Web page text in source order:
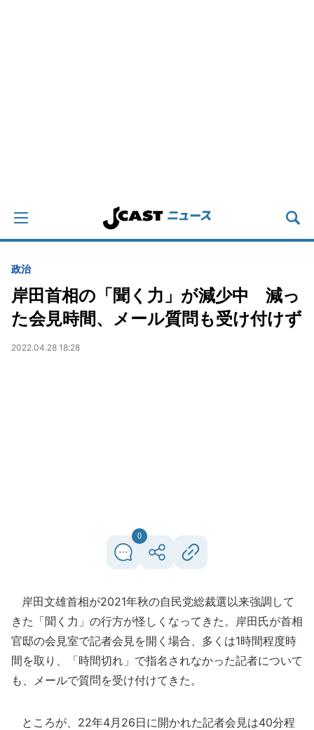
政治
岸田首相の「聞く力」が減少中 減っ
た会見時間、メール質問も受け付けず
2022.04.28 18:28
0
岸田文雄首相が2021年秋の自民党総裁選以来強調して
きた「聞く力」の行方が怪しくなってきた。岸田氏が首相
官邸の会見室で記者会見を開く場合、多くは1時間程度時
間を取り、「時間切れ」で指名されなかった記者について
も、メールで質問を受け付けてきた。
ところが、22年4月26日に開かれた記者会見は40分程